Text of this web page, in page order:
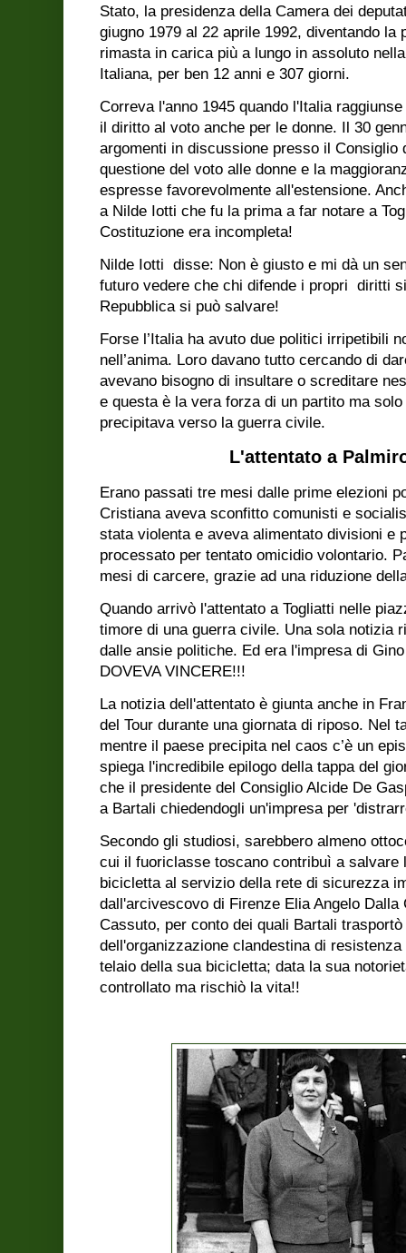
Stato, la presidenza della Camera dei
giugno 1979 al 22 aprile 1992, diventando la
rimasta in carica più a lungo in assoluto
Italiana, per ben 12 anni e 307 giorni.
Correva l'anno 1945 quando l'Italia
il diritto al voto anche per le donne. Il 30
argomenti in discussione presso il Consiglio
questione del voto alle donne e la
espresse favorevolmente all'estensione.
a Nilde Iotti che fu la prima a far notare a
Costituzione era incompleta!
Nilde Iotti disse: Non è giusto e mi dà un
futuro vedere che chi difende i propri diritti
Repubblica si può salvare!
Forse l’Italia ha avuto due politici irripetibili
nell’anima. Loro davano tutto cercando di
avevano bisogno di insultare o screditare
e questa è la vera forza di un partito ma solo
precipitava verso la guerra civile.
L'attentato a
Erano passati tre mesi dalle prime elezioni
Cristiana aveva sconfitto comunisti e
stata violenta e aveva alimentato divisioni e
processato per tentato omicidio volontario.
mesi di carcere, grazie ad una riduzione
Quando arrivò l'attentato a Togliatti nelle
timore di una guerra civile. Una sola notizia
dalle ansie politiche. Ed era l'impresa di
DOVEVA VINCERE!!!
La notizia dell'attentato è giunta anche in
del Tour durante una giornata di riposo. Nel
mentre il paese precipita nel caos c’è un
spiega l'incredibile epilogo della tappa del
che il presidente del Consiglio Alcide De
a Bartali chiedendogli un'impresa per
Secondo gli studiosi, sarebbero almeno
cui il fuoriclasse toscano contribuì a salvare
bicicletta al servizio della rete di sicurezza
dall'arcivescovo di Firenze Elia Angelo Dalla
Cassuto, per conto dei quali Bartali
dell'organizzazione clandestina di
telaio della sua bicicletta; data la sua
controllato ma rischiò la vita!!